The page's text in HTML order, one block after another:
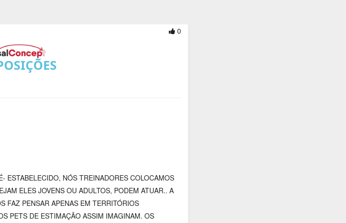
0
ESTABELECIDO, NÓS TREINADORES COLOCAMOS
ELES JOVENS OU ADULTOS, PODEM ATUAR.. A
FAZ PENSAR APENAS EM TERRITÓRIOS
PETS DE ESTIMAÇÃO ASSIM IMAGINAM. OS